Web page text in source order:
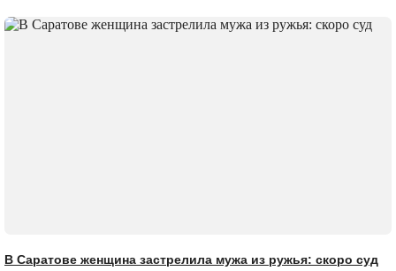
В Саратове женщина застрелила мужа из ружья: скоро суд